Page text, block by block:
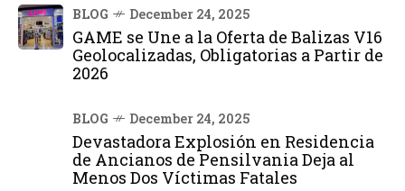
BLOG December 24, 2025
GAME se Une a la Oferta de Balizas V16
Geolocalizadas, Obligatorias a Partir de
2026
BLOG December 24, 2025
Devastadora Explosión en Residencia
de Ancianos de Pensilvania Deja al
Menos Dos Víctimas Fatales